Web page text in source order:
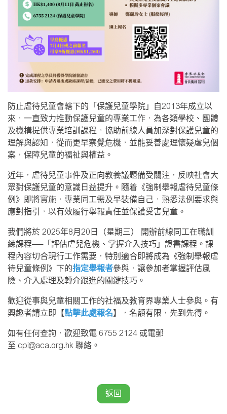
防止虐待兒童會轄下的「保護兒童學院」自2013年成立以
來，一直致力推動保護兒童的專業工作，為各類學校、團體
及機構提供專業培訓課程，協助前線人員加深對保護兒童的
理解與認知，從而更早察覺危機，並能妥善處理懷疑虐兒個
案，保障兒童的福祉與權益。
近年，虐待兒童事件及正向教養議題備受關注，反映社會大
眾對保護兒童的意識日益提升。隨着《強制舉報虐待兒童條
例》即將實施，專業同工需及早裝備自己，熟悉法例要求與
應對指引，以有效履行舉報責任並保護受害兒童。
我們將於 2025年8月20日（星期三） 開辦前線同工在職訓
練課程──「評估虐兒危機、掌握介入技巧」證書課程。課
程內容切合現行工作需要，特別適合即將成為《強制舉報虐
待兒童條例》下的指定舉報者參與，讓參加者掌握評估風
險、介入處理及轉介跟進的關鍵技巧。
歡迎從事與兒童相關工作的社福及教育界專業人士參與。有
興趣者請立即【點擊此處報名】，名額有限，先到先得。
如有任何查詢，歡迎致電 6755 2124 或電郵
至 cpi@aca.org.hk 聯絡。
返回